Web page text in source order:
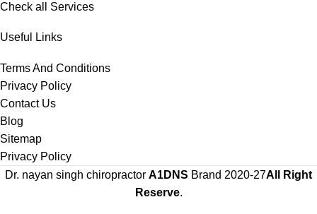
Check all Services
Useful Links
Terms And Conditions
Privacy Policy
Contact Us
Blog
Sitemap
Privacy Policy
Dr. nayan singh chiropractor A1DNS Brand 2020-27All Right
Reserve.